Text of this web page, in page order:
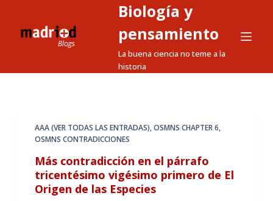
a
Biología y
pensamiento
La buena ciencia no teme a la
historia
AAA (VER TODAS LAS ENTRADAS),OSMNS CHAPTER 6,
OSMNS CONTRADICCIONES
Más contradicción en el párrafo
tricentésimo vigésimo primero de El
Origen de las Especies